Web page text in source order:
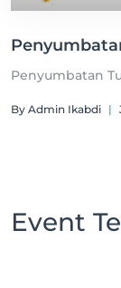
Penyumbatan
By Admin Ikabdi |
Event